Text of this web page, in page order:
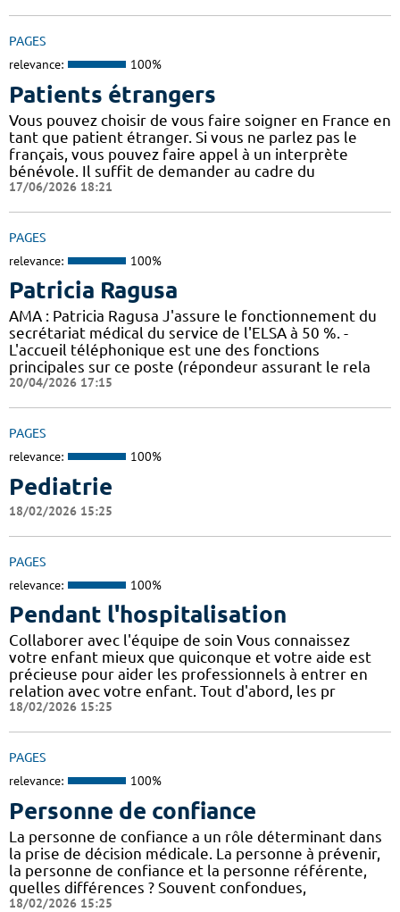
PAGES
relevance: 100%
Patients étrangers
Vous pouvez choisir de vous faire soigner en France en
tant que patient étranger. Si vous ne parlez pas le
français, vous pouvez faire appel à un interprète
bénévole. Il suffit de demander au cadre du
17/06/2026 18:21
PAGES
relevance: 100%
Patricia Ragusa
AMA : Patricia Ragusa J'assure le fonctionnement du
secrétariat médical du service de l'ELSA à 50 %. -
L'accueil téléphonique est une des fonctions
principales sur ce poste (répondeur assurant le rela
20/04/2026 17:15
PAGES
relevance: 100%
Pediatrie
18/02/2026 15:25
PAGES
relevance: 100%
Pendant l'hospitalisation
Collaborer avec l'équipe de soin Vous connaissez
votre enfant mieux que quiconque et votre aide est
précieuse pour aider les professionnels à entrer en
relation avec votre enfant. Tout d'abord, les pr
18/02/2026 15:25
PAGES
relevance: 100%
Personne de confiance
La personne de confiance a un rôle déterminant dans
la prise de décision médicale. La personne à prévenir,
la personne de confiance et la personne référente,
quelles différences ? Souvent confondues,
18/02/2026 15:25